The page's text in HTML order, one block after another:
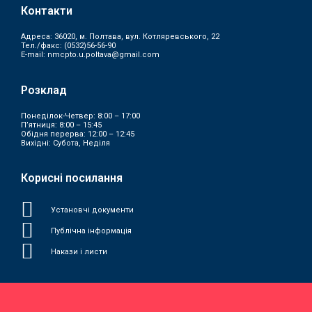
Контакти
Адреса: 36020, м. Полтава, вул. Котляревського, 22
Тел./факс: (0532)56-56-90
E-mail: nmcpto.u.poltava@gmail.com
Розклад
Понеділок-Четвер: 8:00 – 17:00
П’ятниця: 8:00 – 15:45
Обідня перерва: 12:00 – 12:45
Вихідні: Субота, Неділя
Корисні посилання
Установчі документи
Публічна інформація
Накази і листи